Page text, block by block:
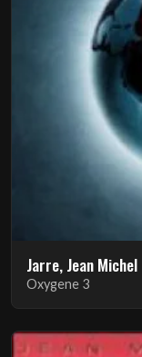
Jarre, Jean Michel
Oxygene 3